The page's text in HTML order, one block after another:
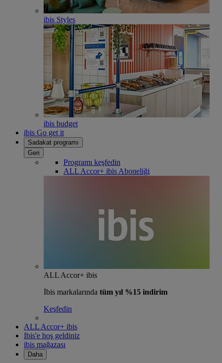
ibis Styles
ibis budget
ibis Go get it
Sadakat programı
Geri
Programı keşfedin
ALL Accor+ ibis Aboneliği
ALL Accor+ ibis
İbis markalarında tüm yıl %15 indirim
Keşfedin
ALL Accor+ ibis
Ibis'e hoş geldiniz
ibis mağazası
Daha